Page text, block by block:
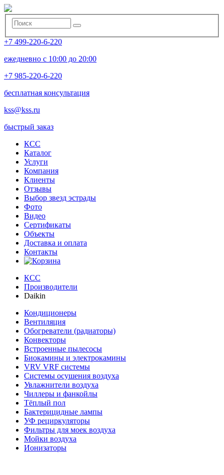
+7 499-220-6-220
ежедневно с 10:00 до 20:00
+7 985-220-6-220
бесплатная консультация
kss@kss.ru
быстрый заказ
КСС
Каталог
Услуги
Компания
Клиенты
Oтзывы
Выбор звезд эстрады
Фото
Видео
Сертификаты
Объекты
Доставка и оплата
Контакты
КСС
Производители
Daikin
Кондиционеры
Вентиляция
Обогреватели (радиаторы)
Конвекторы
Встроенные пылесосы
Биокамины и электрокамины
VRV VRF системы
Системы осушения воздуха
Увлажнители воздуха
Чиллеры и фанкойлы
Тёплый пол
Бактерицидные лампы
УФ рециркуляторы
Фильтры для моек воздуха
Мойки воздуха
Ионизаторы